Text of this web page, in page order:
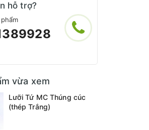
hỗ trợ?
vừa xem
Lưỡi Tứ MC Thúng cúc
(thép Trắng)